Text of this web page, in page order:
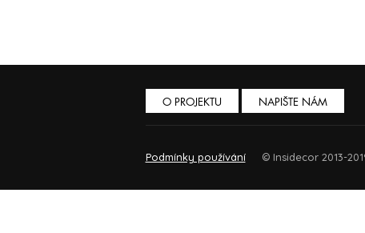
O PROJEKTU NAPIŠTE NÁM
Podmínky používání © Insidecor 2013-